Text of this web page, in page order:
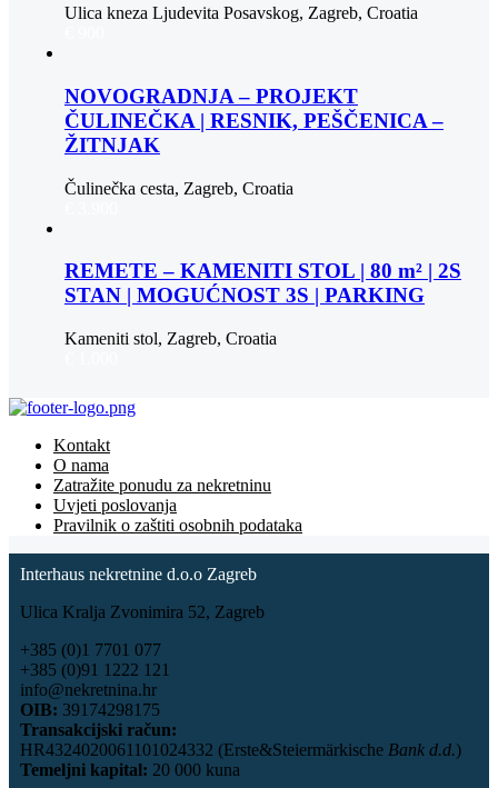
Ulica kneza Ljudevita Posavskog, Zagreb, Croatia
NOVOGRADNJA – PROJEKT
ČULINEČKA | RESNIK, PEŠČENICA –
ŽITNJAK
Čulinečka cesta, Zagreb, Croatia
REMETE – KAMENITI STOL | 80 m² | 2S
STAN | MOGUĆNOST 3S | PARKING
Kameniti stol, Zagreb, Croatia
Kontakt
O nama
Zatražite ponudu za nekretninu
Uvjeti poslovanja
Pravilnik o zaštiti osobnih podataka
Interhaus nekretnine d.o.o Zagreb
Ulica Kralja Zvonimira 52, Zagreb
+385 (0)1 7701 077
+385 (0)91 1222 121
info@nekretnina.hr
OIB: 39174298175
Transakcijski račun:
HR4324020061101024332 (Erste&Steiermärkische Bank d.d.)
Temeljni kapital: 20 000 kuna